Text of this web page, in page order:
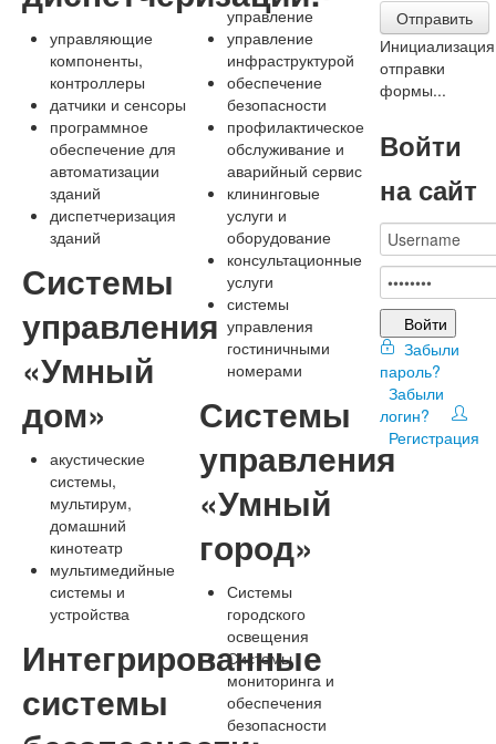
управляющие
компоненты,
контроллеры
датчики и сенсоры
программное
обеспечение для
автоматизации
зданий
диспетчеризация
зданий
Системы
управления
«Умный
дом»
акустические
системы,
мультирум,
домашний
кинотеатр
мультимедийные
системы и
устройства
Интегрированные
системы
управление
управление
инфраструктурой
обеспечение
безопасности
профилактическое
обслуживание и
аварийный сервис
клининговые
услуги и
оборудование
консультационные
услуги
системы
управления
гостиничными
номерами
Системы
управления
«Умный
город»
Системы
городского
освещения
Системы
мониторинга и
обеспечения
безопасности
Отправить
Инициализация
отправки
формы...
Войти
на сайт
Войти
Забыли
пароль?
Забыли
логин?
Регистрация